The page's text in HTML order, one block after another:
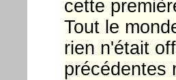
cette
Tout le
rien n'était
précédentes